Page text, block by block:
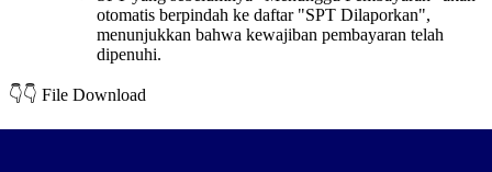
otomatis berpindah ke daftar "SPT Dilaporkan",
menunjukkan bahwa kewajiban pembayaran telah
dipenuhi.
👇👇 File Download